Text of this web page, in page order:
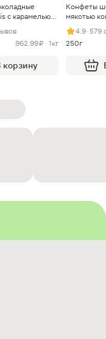
с карамелью
962.99 ₽ · 1кг
корзину
Конфеты
мякотью
4.9· 579
250г